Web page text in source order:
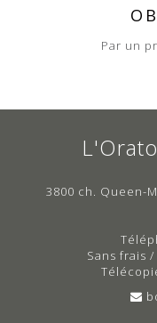
Par un
3800 ch. Queen-
Sans frais